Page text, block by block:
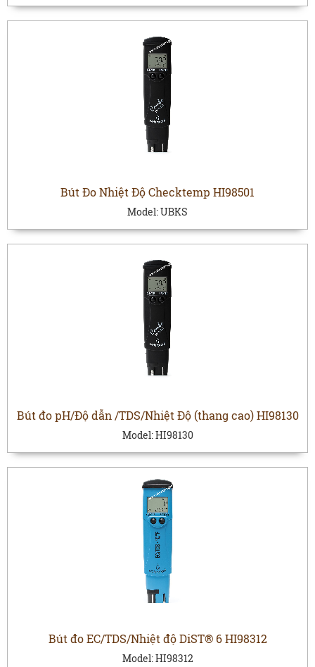
Bút Đo Nhiệt Độ Checktemp HI98501
Model:UBKS
Bút đo pH/Độ dẫn /TDS/Nhiệt Độ (thang cao) HI98130
Model:HI98130
Bút đo EC/TDS/Nhiệt độ DiST® 6 HI98312
Model:HI98312